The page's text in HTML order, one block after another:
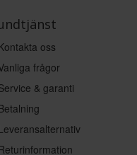
oss
frågor
& garanti